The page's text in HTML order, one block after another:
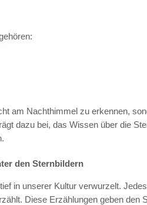
am Nachthimmel zu erkennen,
dazu bei, das Wissen über die
den Sternbildern
in unserer Kultur verwurzelt.
Diese Erzählungen geben den